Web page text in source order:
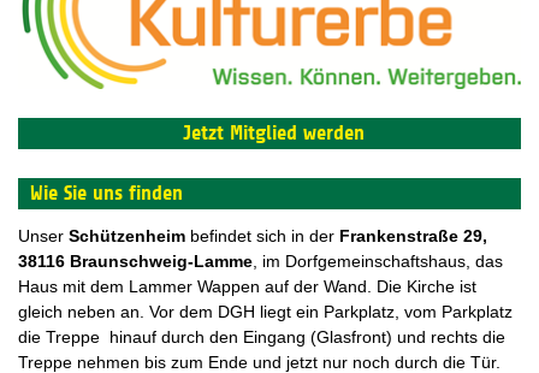
Jetzt Mitglied werden
Wie Sie uns finden
Unser Schützenheim befindet sich in der Frankenstraße 29,
38116 Braunschweig-Lamme , im Dorfgemeinschaftshaus, das
Haus mit dem Lammer Wappen auf der Wand. Die Kirche ist
gleich neben an. Vor dem DGH liegt ein Parkplatz, vom Parkplatz
die Treppe hinauf durch den Eingang (Glasfront) und rechts die
Treppe nehmen bis zum Ende und jetzt nur noch durch die Tür.